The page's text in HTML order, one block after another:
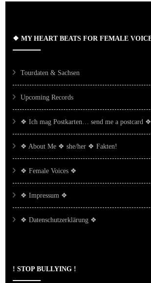
❖ MY HEART BEATS FOR FEMALE
Tourdaten & Sachsen
Upcoming Records
❖ Ich mag Postkarten… send me a postcard ❖
❖ About Me ❖ she/her ❖ Fakten!
❖ Female Voices ❖
❖ Impressum ❖
❖ Datenschutzerklärung ❖
! STOP BULLYING !